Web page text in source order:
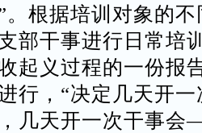
。根据培训对象的
部干事进行日常培
起义过程的一份报
行，“决定几天开
几天开一次干事